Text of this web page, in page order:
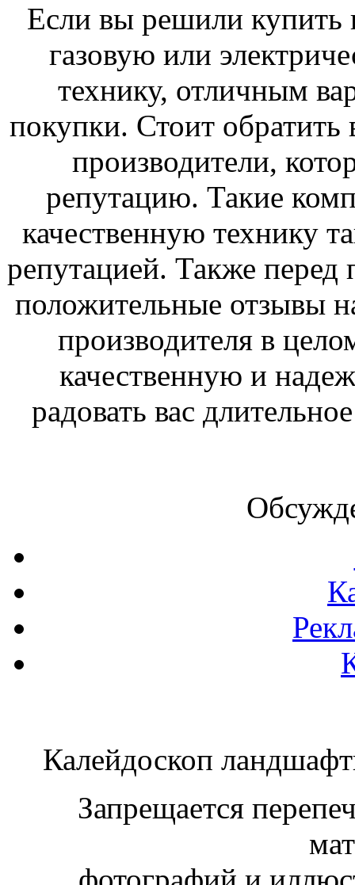
Если вы решили купить
газовую или
технику, отличным
покупки. Стоит
производители,
репутацию. Такие
качественную технику
репутацией. Также перед
положительные отзывы
производителя в
качественную и
радовать вас
Калейдоскоп
Запрещается